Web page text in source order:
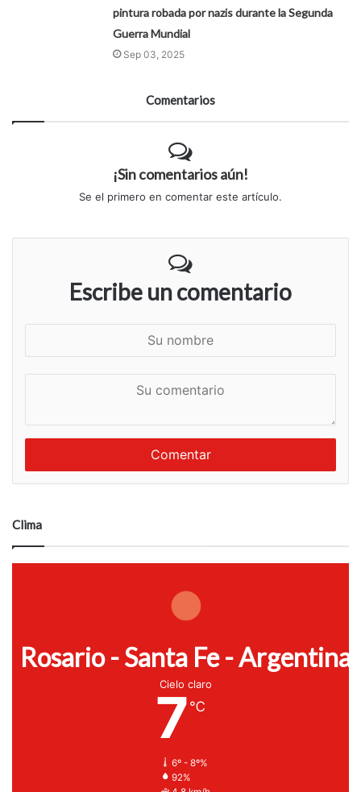
pintura robada por nazis durante la Segunda
Guerra Mundial
Sep 03, 2025
Comentarios
¡Sin comentarios aún!
Se el primero en comentar este artículo.
Escribe un comentario
n
a
i
Clima
Rosario - Santa Fe - Argentina
Cielo claro
7 ℃
6º - 8º%
92%